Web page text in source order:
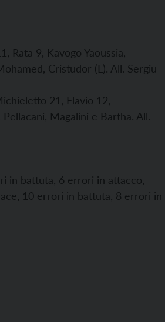
Rata 9, Kavogo Yaoussia,
Cristudor (L). All. Sergiu
21, Flavio 12,
Magalini e Bartha. All.
in battuta, 6 errori in attacco,
10 errori in battuta, 8 errori in